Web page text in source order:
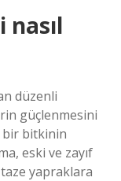
düzenli
güçlenmesini
bir bitkinin
eski ve zayıf
yapraklara